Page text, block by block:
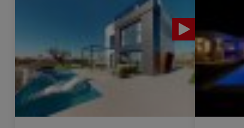
Venda Villa Cotoveta 5 Quartos 120 m²